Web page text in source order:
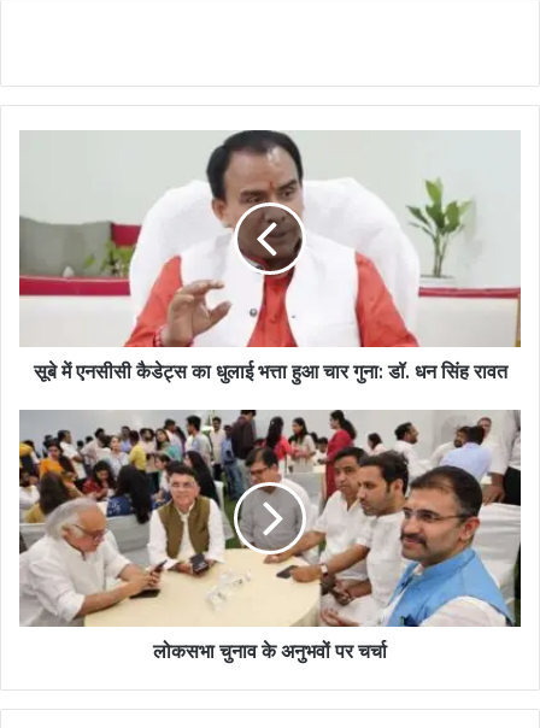
सूबे में एनसीसी कैडेट्स का धुलाई भत्ता हुआ चार गुना: डॉ. धन सिंह रावत
लोकसभा चुनाव के अनुभवों पर चर्चा